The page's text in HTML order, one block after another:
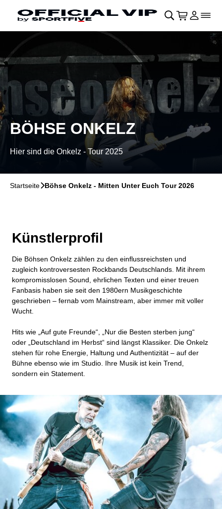
Navigation überspringen􀄫
􀊫 􀍩 Login
􀉩􀌇
BÖHSE ONKELZ
Hier sind die Onkelz - Tour 2025
Startseite􀆊Böhse Onkelz - Mitten Unter Euch Tour 2026
Künstlerprofil
Die Böhsen Onkelz zählen zu den einflussreichsten und
zugleich kontroversesten Rockbands Deutschlands. Mit ihrem
kompromisslosen Sound, ehrlichen Texten und einer treuen
Fanbasis haben sie seit den 1980ern Musikgeschichte
geschrieben – fernab vom Mainstream, aber immer mit voller
Wucht.
Hits wie „Auf gute Freunde“, „Nur die Besten sterben jung“
oder „Deutschland im Herbst“ sind längst Klassiker. Die Onkelz
stehen für rohe Energie, Haltung und Authentizität – auf der
Bühne ebenso wie im Studio. Ihre Musik ist kein Trend,
sondern ein Statement.